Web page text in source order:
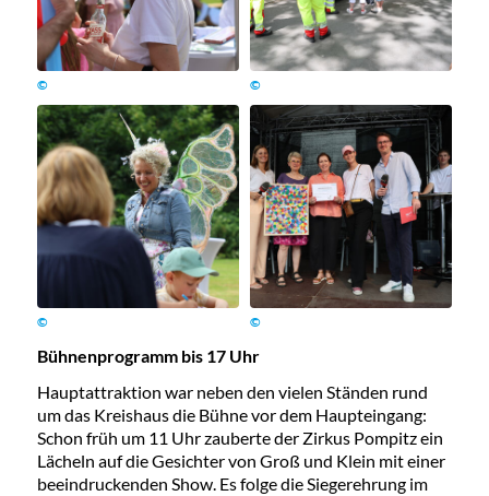
© ©
© ©
Bühnenprogramm bis 17 Uhr
Hauptattraktion war neben den vielen Ständen rund
um das Kreishaus die Bühne vor dem Haupteingang:
Schon früh um 11 Uhr zauberte der Zirkus Pompitz ein
Lächeln auf die Gesichter von Groß und Klein mit einer
beeindruckenden Show. Es folge die Siegerehrung im